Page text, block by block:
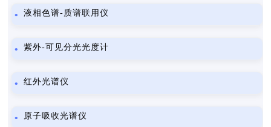
液相色谱-质谱联用仪
紫外-可见分光光度计
红外光谱仪
原子吸收光谱仪